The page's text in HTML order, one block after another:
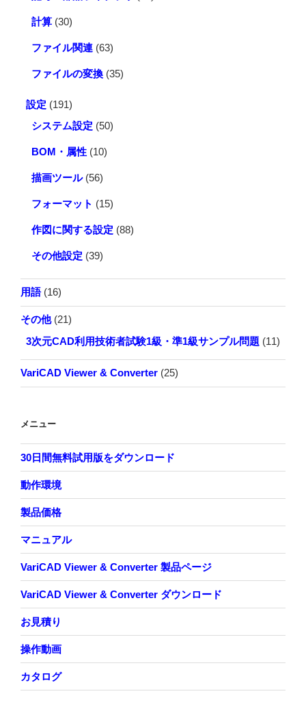
計算 (30)
ファイル関連 (63)
ファイルの変換 (35)
設定 (191)
システム設定 (50)
BOM・属性 (10)
描画ツール(56)
フォーマット (15)
作図に関する設定 (88)
その他設定 (39)
用語(16)
その他(21)
3次元CAD利用技術者試験1級・準1級サンプル問題 (11)
VariCAD Viewer & Converter (25)
メニュー
30日間無料試用版をダウンロード
動作環境
製品価格
マニュアル
VariCAD Viewer & Converter 製品ページ
VariCAD Viewer & Converter ダウンロード
お見積り
操作動画
カタログ